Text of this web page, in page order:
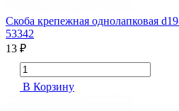
Скоба крепежная однолапковая
53342
13 ₽
В Корзину